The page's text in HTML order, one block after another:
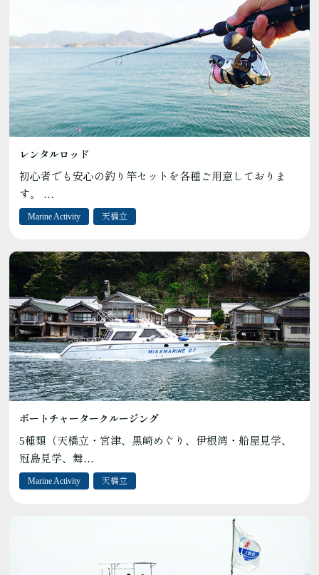
レンタルロッド
初心者でも安心の釣り竿セットを各種ご用意しておりま
す。 …
Marine Activity 天橋立
ボートチャータークルージング
5種類（天橋立・宮津、黒崎めぐり、伊根湾・船屋見学、
冠島見学、舞…
Marine Activity 天橋立